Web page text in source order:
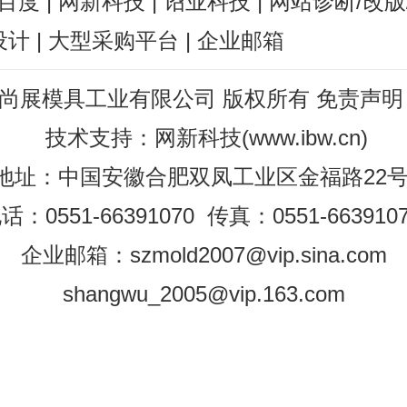
计 | 大型采购平台 | 企业邮箱
展模具工业有限公司 版权所有 免责声明
技术支持 ： 网新科技(www.ibw.cn)
址：中国安徽合肥双凤工业区金福路22
：0551-66391070 传真：0551-
企业邮箱：szmold2007@vip.sina.com
shangwu_2005@vip.163.com